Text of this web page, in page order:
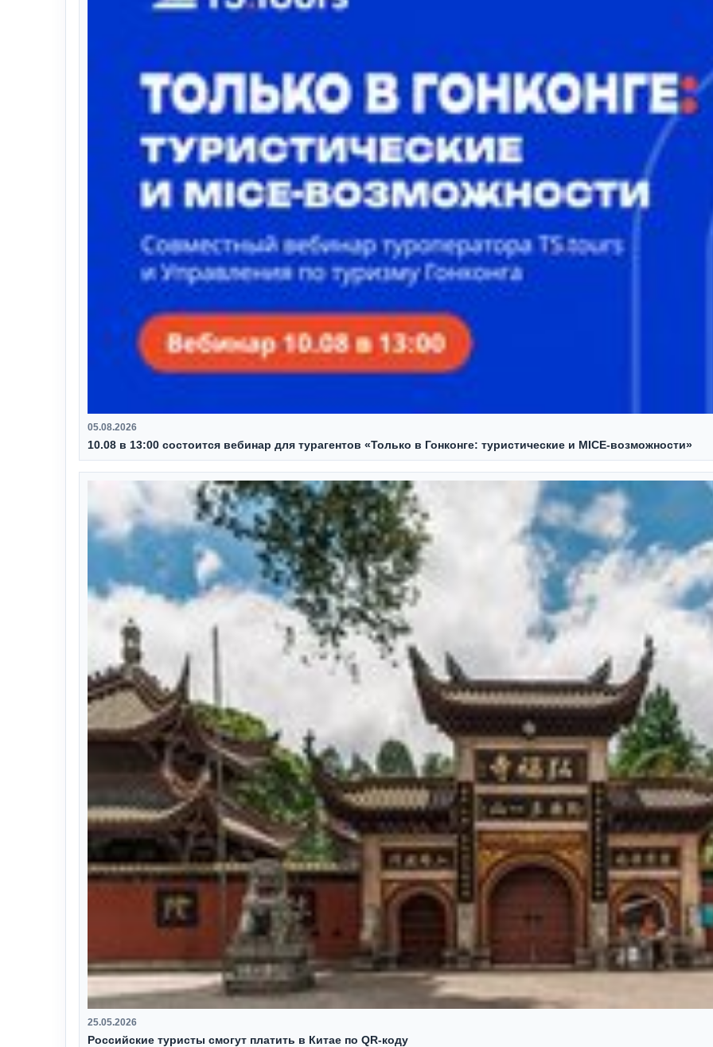
05.08.2026
10.08 в 13:00 состоится вебинар для турагентов «Только в Гонконге: туристические и MICE-возможности»
25.05.2026
Российские туристы смогут платить в Китае по QR‑коду